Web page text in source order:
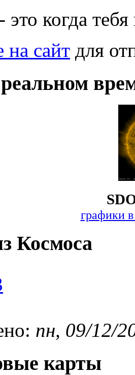
это когда
на сайт для
графики
Космоса
пн, 09/12/
карты